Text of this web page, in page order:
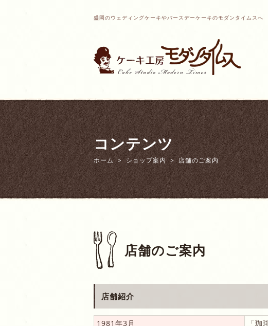
盛岡のウェディングケーキやバースデーケーキのモダンタイムスへ
コンテンツ
ホーム ショップ案内 店舗のご案内
店舗のご案内
店舗紹介
1981年3月
「